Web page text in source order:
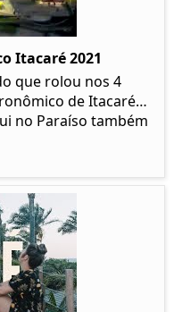
Itacaré 2021
que rolou nos 4
de Itacaré…
no Paraíso também